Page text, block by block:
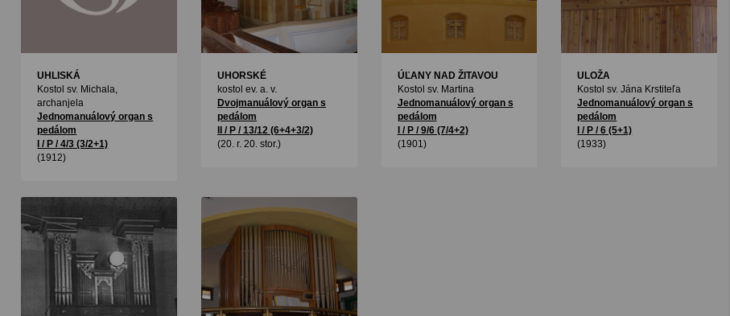
UHLISKÁ
Kostol sv. Michala,
archanjela
Jednomanuálový organ s
pedálom
I / P / 4/3 (3/2+1)
(1912)
UHORSKÉ
kostol ev. a. v.
Dvojmanuálový organ s
pedálom
II / P / 13/12 (6+4+3/2)
(20. r. 20. stor.)
ÚĽANY NAD ŽITAVOU
Kostol sv. Martina
Jednomanuálový organ s
pedálom
I / P / 9/6 (7/4+2)
(1901)
ULOŽA
Kostol sv. Jána Krstiteľa
Jednomanuálový organ s
pedálom
I / P / 6 (5+1)
(1933)